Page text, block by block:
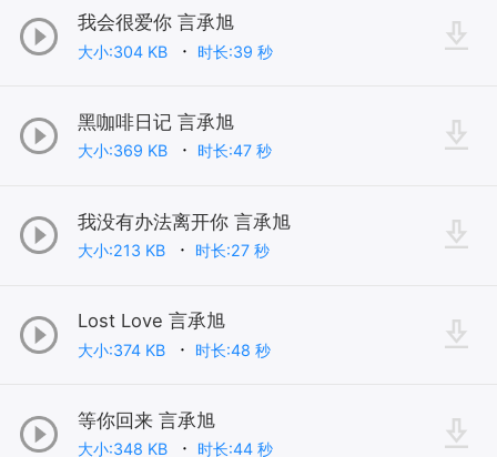
我会很爱你 言承旭
大小:304 KB 时长:39 秒
黑咖啡日记 言承旭
大小:369 KB 时长:47 秒
我没有办法离开你 言承旭
大小:213 KB 时长:27 秒
Lost Love 言承旭
大小:374 KB 时长:48 秒
等你回来 言承旭
大小:348 KB 时长:44 秒